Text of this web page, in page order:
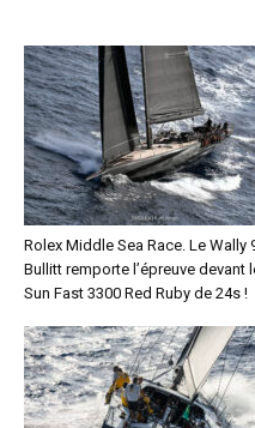
Rolex Middle Sea Race. Le Wally
Bullitt remporte l’épreuve devant
Sun Fast 3300 Red Ruby de 24s !